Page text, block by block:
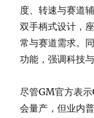
度、转速与赛道
双手柄式设计，
常与赛道需求。
功能，强调科技
尽管GM官方表
会量产，但业内